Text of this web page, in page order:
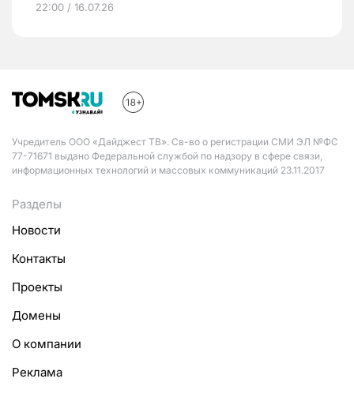
22:00 / 16.07.26
Учредитель ООО «Дайджест ТВ». Св-во о регистрации СМИ ЭЛ №ФС
77-71671 выдано Федеральной службой по надзору в сфере связи,
информационных технологий и массовых коммуникаций 23.11.2017
Разделы
Новости
Контакты
Проекты
Домены
О компании
Реклама